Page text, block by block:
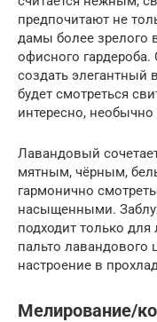
предпочитают не
дамы более зрелого
офисного
создать элегантный
будет смотреться
интересно,
Лавандовый
мятным, чёрным,
гармонично
насыщенными.
подходит только для
пальто лавандового
настроение в
Мелирование/